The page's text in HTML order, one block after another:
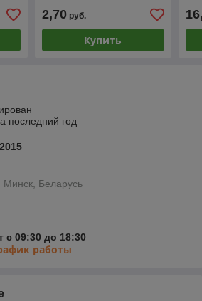
2,70руб.
Купить
последний год
Минск, Беларусь
с 09:30 до 18:30
работы